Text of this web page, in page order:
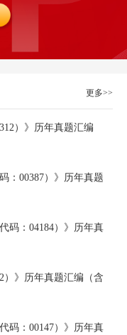
更多>>
）》历年真题汇编
：00387）》历年真题
码：04184）》历年真
）》历年真题汇编（含
码：00147）》历年真